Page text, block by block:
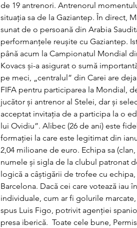
de 19 antrenori. Antrenorul
situația sa de la Gaziantep. În direct,
sunat de o persoană din Arabia
performanțele reușite cu Gaziantep.
până acum la Campionatul Mondial
Kovacs și-a asigurat o sumă
pe meci, „centralul” din Carei are
FIFA pentru participarea la Mondial,
jucător și antrenor al Stelei, dar și
acceptat invitația de a participa la o
lui Ovidiu”. Alibec (26 de ani) este
formației la care este legitimat din
2,04 milioane de euro. Echipa sa
numele și sigla de la clubul patronat
logică a câștigării de trofee cu
Barcelona. Dacă cei care votează iau
individuale, cum ar fi golurile
spus Luis Figo, potrivit agenției
presa iberică.  Toate cele bune,